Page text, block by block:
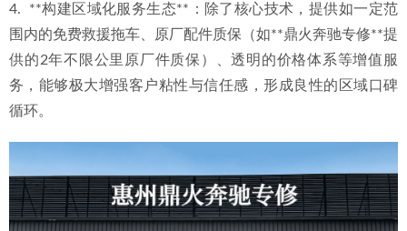
4.  **构建区域化服务生态**：除了核心技术，提供如一定范
围内的免费救援拖车、原厂配件质保（如**鼎火奔驰专修**提
供的2年不限公里原厂件质保）、透明的价格体系等增值服
务，能够极大增强客户粘性与信任感，形成良性的区域口碑
循环。